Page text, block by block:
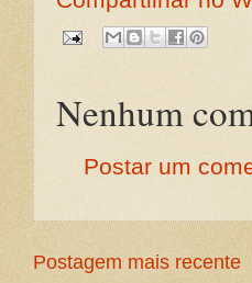
Nenhum
Postar um
Postagem mais recente